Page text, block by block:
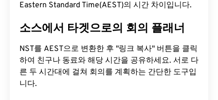
Eastern Standard Time(AEST)의 시간 차이입니다.
소스에서 타겟으로의 회의 플래너
NST를 AEST으로 변환한 후 "링크 복사" 버튼을 클릭
하여 친구나 동료와 해당 시간을 공유하세요. 서로 다
른 두 시간대에 걸쳐 회의를 계획하는 간단한 도구입
니다.